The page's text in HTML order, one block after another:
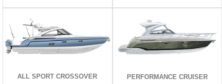
ALL SPORT CROSSOVER
MODELLERİ İNCELE
PERFORMANCE CRUISER
MODELLERİ İNCELE